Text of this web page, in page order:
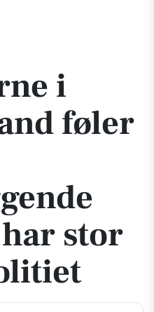
sig grundlæggende trygge og har
i
føler
stor